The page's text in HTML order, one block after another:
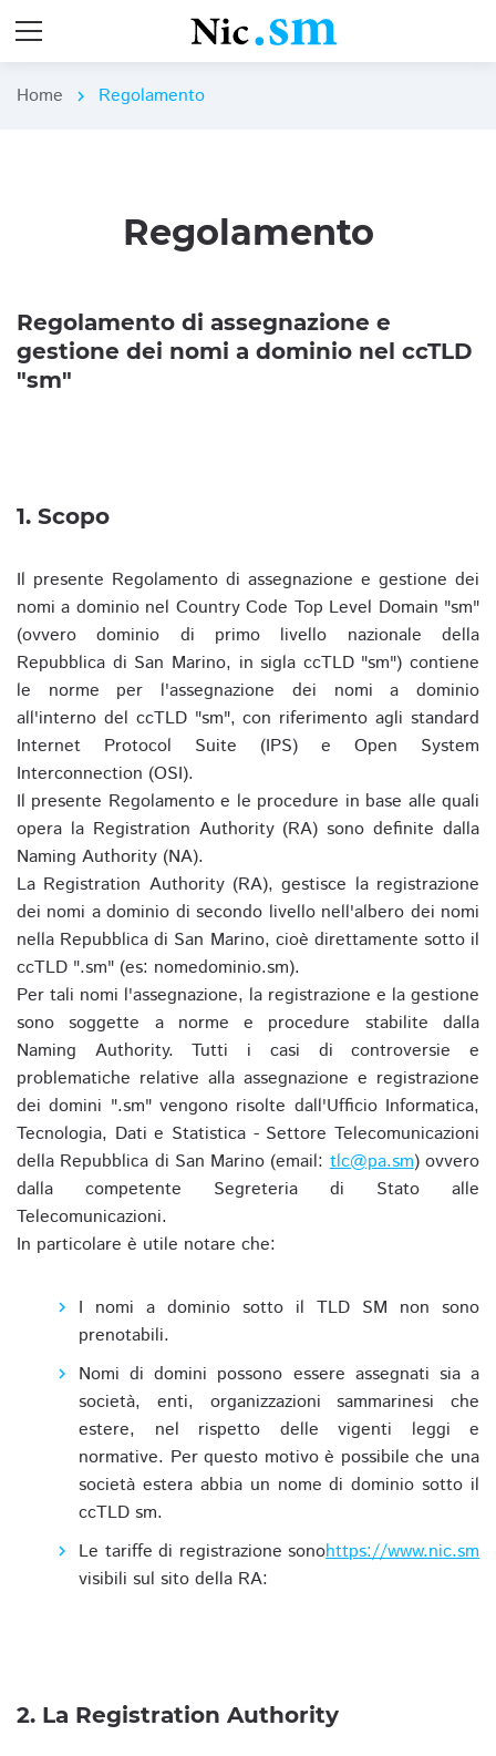
Home chevron_right Regolamento
Regolamento
Regolamento di assegnazione e
gestione dei nomi a dominio nel ccTLD
"sm"
1. Scopo
Il presente Regolamento di assegnazione e gestione dei
nomi a dominio nel Country Code Top Level Domain "sm"
(ovvero dominio di primo livello nazionale della
Repubblica di San Marino, in sigla ccTLD "sm") contiene
le norme per l'assegnazione dei nomi a dominio
all'interno del ccTLD "sm", con riferimento agli standard
Internet Protocol Suite (IPS) e Open System
Interconnection (OSI).
Il presente Regolamento e le procedure in base alle quali
opera la Registration Authority (RA) sono definite dalla
Naming Authority (NA).
La Registration Authority (RA), gestisce la registrazione
dei nomi a dominio di secondo livello nell'albero dei nomi
nella Repubblica di San Marino, cioè direttamente sotto il
ccTLD ".sm" (es: nomedominio.sm).
Per tali nomi l'assegnazione, la registrazione e la gestione
sono soggette a norme e procedure stabilite dalla
Naming Authority. Tutti i casi di controversie e
problematiche relative alla assegnazione e registrazione
dei domini ".sm" vengono risolte dall'Ufficio Informatica,
Tecnologia, Dati e Statistica - Settore Telecomunicazioni
della Repubblica di San Marino (email:tlc@pa.sm) ovvero
dalla competente Segreteria di Stato alle
Telecomunicazioni.
In particolare è utile notare che:
I nomi a dominio sotto il TLD SM non sono
prenotabili.
Nomi di domini possono essere assegnati sia a
società, enti, organizzazioni sammarinesi che
estere, nel rispetto delle vigenti leggi e
normative. Per questo motivo è possibile che una
società estera abbia un nome di dominio sotto il
ccTLD sm.
Le tariffe di registrazione sono
visibili sul sito della RA:
https://www.nic.sm
2. La Registration Authority